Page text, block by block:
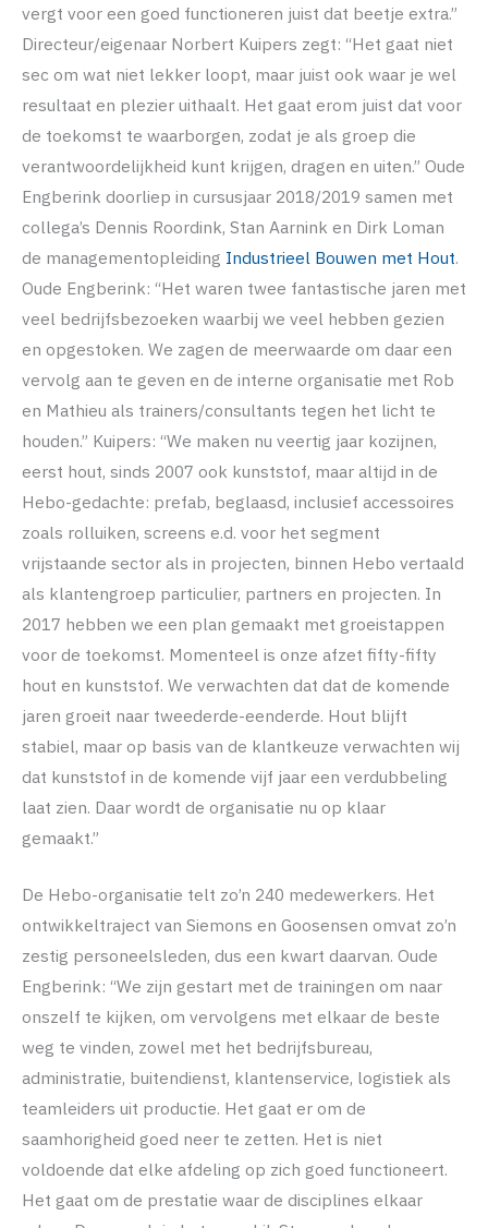
vergt voor een goed functioneren juist dat beetje extra.”
Directeur/eigenaar Norbert Kuipers zegt: “Het gaat niet
sec om wat niet lekker loopt, maar juist ook waar je wel
resultaat en plezier uithaalt. Het gaat erom juist dat voor
de toekomst te waarborgen, zodat je als groep die
verantwoordelijkheid kunt krijgen, dragen en uiten.” Oude
Engberink doorliep in cursusjaar 2018/2019 samen met
collega’s Dennis Roordink, Stan Aarnink en Dirk Loman
de managementopleiding Industrieel Bouwen met Hout.
Oude Engberink: “Het waren twee fantastische jaren met
veel bedrijfsbezoeken waarbij we veel hebben gezien
en opgestoken. We zagen de meerwaarde om daar een
vervolg aan te geven en de interne organisatie met Rob
en Mathieu als trainers/consultants tegen het licht te
houden.” Kuipers: “We maken nu veertig jaar kozijnen,
eerst hout, sinds 2007 ook kunststof, maar altijd in de
Hebo-gedachte: prefab, beglaasd, inclusief accessoires
zoals rolluiken, screens e.d. voor het segment
vrijstaande sector als in projecten, binnen Hebo vertaald
als klantengroep particulier, partners en projecten. In
2017 hebben we een plan gemaakt met groeistappen
voor de toekomst. Momenteel is onze afzet fifty-fifty
hout en kunststof. We verwachten dat dat de komende
jaren groeit naar tweederde-eenderde. Hout blijft
stabiel, maar op basis van de klantkeuze verwachten wij
dat kunststof in de komende vijf jaar een verdubbeling
laat zien. Daar wordt de organisatie nu op klaar
gemaakt.”
De Hebo-organisatie telt zo’n 240 medewerkers. Het
ontwikkeltraject van Siemons en Goosensen omvat zo’n
zestig personeelsleden, dus een kwart daarvan. Oude
Engberink: “We zijn gestart met de trainingen om naar
onszelf te kijken, om vervolgens met elkaar de beste
weg te vinden, zowel met het bedrijfsbureau,
administratie, buitendienst, klantenservice, logistiek als
teamleiders uit productie. Het gaat er om de
saamhorigheid goed neer te zetten. Het is niet
voldoende dat elke afdeling op zich goed functioneert.
Het gaat om de prestatie waar de disciplines elkaar